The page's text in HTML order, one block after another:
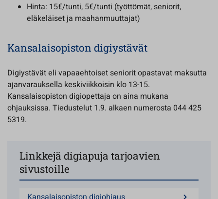
Hinta: 15€/tunti, 5€/tunti (työttömät, seniorit,
eläkeläiset ja maahanmuuttajat)
Kansalaisopiston digiystävät
Digiystävät eli vapaaehtoiset seniorit opastavat maksutta
ajanvarauksella keskiviikkoisin klo 13-15.
Kansalaisopiston digiopettaja on aina mukana
ohjauksissa. Tiedustelut 1.9. alkaen numerosta 044 425
5319.
Linkkejä digiapuja tarjoavien
sivustoille